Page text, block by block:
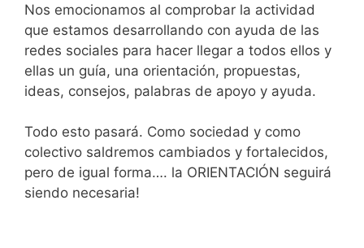
Nos emocionamos al comprobar la actividad
que estamos desarrollando con ayuda de las
redes sociales para hacer llegar a todos ellos y
ellas un guía, una orientación, propuestas,
ideas, consejos, palabras de apoyo y ayuda.
Todo esto pasará. Como sociedad y como
colectivo saldremos cambiados y fortalecidos,
pero de igual forma…. la ORIENTACIÓN seguirá
siendo necesaria!